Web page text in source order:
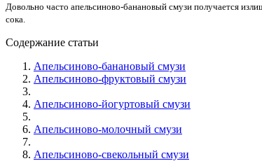
Довольно часто апельсиново-банановый смузи получается
сока.
Содержание статьи
Апельсиново-банановый смузи
Апельсиново-фруктовый смузи
Апельсиново-йогуртовый смузи
Апельсиново-молочный смузи
Апельсиново-свекольный смузи